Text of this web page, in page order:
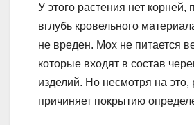
У этого растения нет
вглубь кровельного
не вреден. Мох не питается
которые входят в состав
изделий. Но несмотря на это,
причиняет покрытию